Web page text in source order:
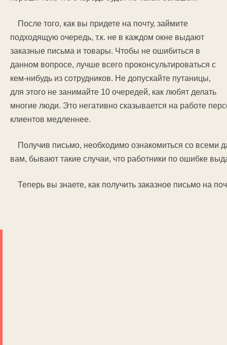
После того, как вы придете на почту, займите
подходящую очередь, т.к. не в каждом окне выдают
заказные письма и товары. Чтобы не ошибиться в
данном вопросе, лучше всего проконсультироваться с
кем-нибудь из сотрудников. Не допускайте путаницы,
для этого не занимайте 10 очередей, как любят делать
многие люди. Это негативно сказывается на работе
клиентов медленнее.
Получив письмо, необходимо ознакомиться со всеми
вам, бывают такие случаи, что работники по ошибке
Теперь вы знаете, как получить заказное письмо на